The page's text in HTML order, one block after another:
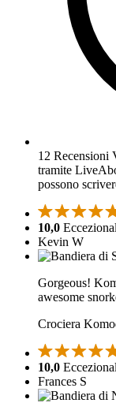
12 Recensioni
tramite
possono
10,0
Kevin W
Gorgeous!
awesome
Crociera
10,0
Frances S